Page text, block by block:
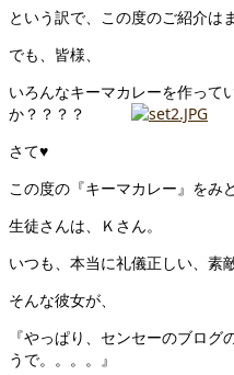
という訳で、この度のご紹介は
でも、皆様、
いろんなキーマカレーを作って
か？？？？
さて♥
この度の『キーマカレー』をみ
生徒さんは、Ｋさん。
いつも、本当に礼儀正しい、素
そんな彼女が、
『やっぱり、センセーのブロ
うで。。。。』